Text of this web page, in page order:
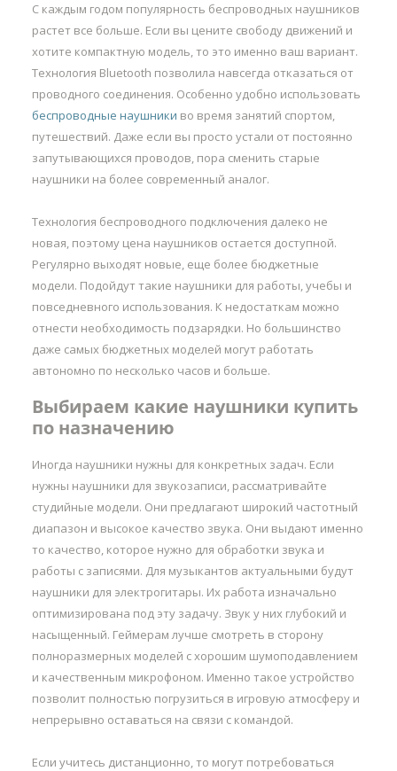
С каждым годом популярность беспроводных наушников
растет все больше. Если вы цените свободу движений и
хотите компактную модель, то это именно ваш вариант.
Технология Bluetooth позволила навсегда отказаться от
проводного соединения. Особенно удобно использовать
беспроводные наушники во время занятий спортом,
путешествий. Даже если вы просто устали от постоянно
запутывающихся проводов, пора сменить старые
наушники на более современный аналог.
Технология беспроводного подключения далеко не
новая, поэтому цена наушников остается доступной.
Регулярно выходят новые, еще более бюджетные
модели. Подойдут такие наушники для работы, учебы и
повседневного использования. К недостаткам можно
отнести необходимость подзарядки. Но большинство
даже самых бюджетных моделей могут работать
автономно по несколько часов и больше.
Выбираем какие наушники купить
по назначению
Иногда наушники нужны для конкретных задач. Если
нужны наушники для звукозаписи, рассматривайте
студийные модели. Они предлагают широкий частотный
диапазон и высокое качество звука. Они выдают именно
то качество, которое нужно для обработки звука и
работы с записями. Для музыкантов актуальными будут
наушники для электрогитары. Их работа изначально
оптимизирована под эту задачу. Звук у них глубокий и
насыщенный. Геймерам лучше смотреть в сторону
полноразмерных моделей с хорошим шумоподавлением
и качественным микрофоном. Именно такое устройство
позволит полностью погрузиться в игровую атмосферу и
непрерывно оставаться на связи с командой.
Если учитесь дистанционно, то могут потребоваться